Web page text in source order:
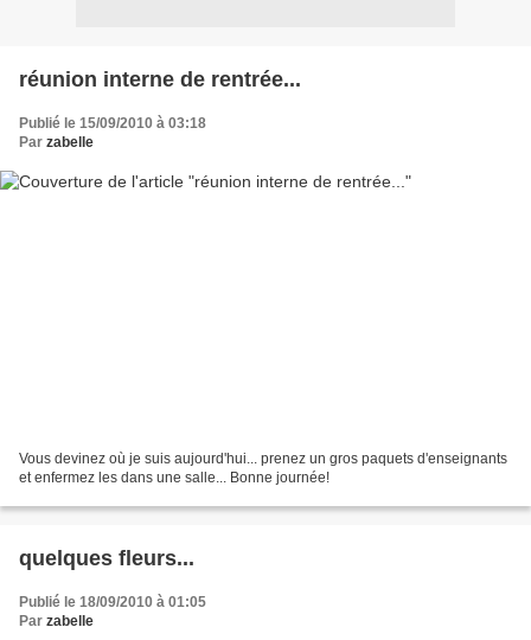
réunion interne de rentrée...
Publié le 15/09/2010 à 03:18
Par zabelle
Vous devinez où je suis aujourd'hui... prenez un gros paquets d'enseignants
et enfermez les dans une salle... Bonne journée!
quelques fleurs...
Publié le 18/09/2010 à 01:05
Par zabelle